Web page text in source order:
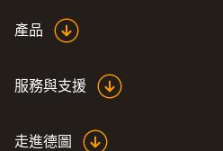
產品
服務與支援
走進德圖